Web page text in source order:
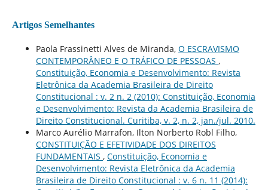
Artigos Semelhantes
Paola Frassinetti Alves de Miranda, O ESCRAVISMO
CONTEMPORÂNEO E O TRÁFICO DE PESSOAS ,
Constituição, Economia e Desenvolvimento: Revista
Eletrônica da Academia Brasileira de Direito
Constitucional : v. 2 n. 2 (2010): Constituição, Economia
e Desenvolvimento: Revista da Academia Brasileira de
Direito Constitucional. Curitiba, v. 2, n. 2, jan./jul. 2010.
Marco Aurélio Marrafon, Ilton Norberto Robl Filho,
CONSTITUIÇÃO E EFETIVIDADE DOS DIREITOS
FUNDAMENTAIS , Constituição, Economia e
Desenvolvimento: Revista Eletrônica da Academia
Brasileira de Direito Constitucional : v. 6 n. 11 (2014):